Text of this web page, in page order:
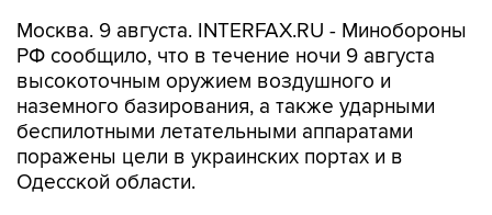
Москва. 9 августа. INTERFAX.RU - Минобороны
РФ сообщило, что в течение ночи 9 августа
высокоточным оружием воздушного и
наземного базирования, а также ударными
беспилотными летательными аппаратами
поражены цели в украинских портах и в
Одесской области.